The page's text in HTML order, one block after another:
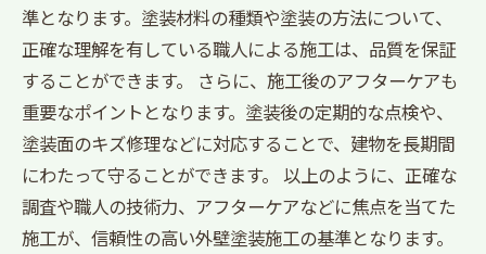
準となります。塗装材料の種類や塗装の方法について、
正確な理解を有している職人による施工は、品質を保証
することができます。 さらに、施工後のアフターケアも
重要なポイントとなります。塗装後の定期的な点検や、
塗装面のキズ修理などに対応することで、建物を長期間
にわたって守ることができます。 以上のように、正確な
調査や職人の技術力、アフターケアなどに焦点を当てた
施工が、信頼性の高い外壁塗装施工の基準となります。